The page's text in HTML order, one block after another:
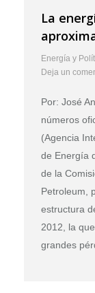
La
Energía y
Deja un
Por: José
números
(Agencia
de Energía
de la
Petroleum,
estructura
2012, la
grandes